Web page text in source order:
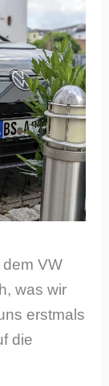
VW
was wir
erstmals
die